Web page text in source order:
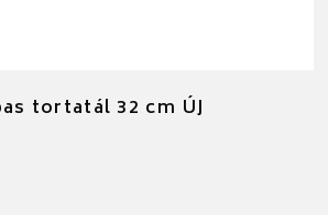
tortatál 32 cm ÚJ